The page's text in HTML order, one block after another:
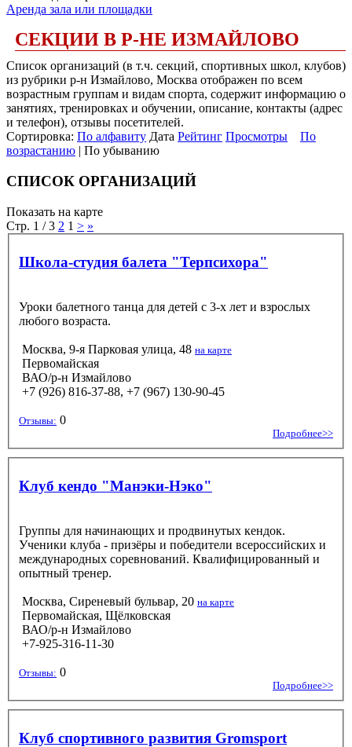
Аренда зала или площадки
СЕКЦИИ В Р-НЕ ИЗМАЙЛОВО
Список организаций (в т.ч. секций, спортивных школ, клубов)
из рубрики р-н Измайлово, Москва отображен по всем
возрастным группам и видам спорта, содержит информацию о
занятиях, тренировках и обучении, описание, контакты (адрес
и телефон), отзывы посетителей.
Сортировка: По алфавиту Дата Рейтинг Просмотры
По
возрастанию | По убыванию
СПИСОК ОРГАНИЗАЦИЙ
Показать на карте
Стр. 1 / 3 2 1 > »
Школа-студия балета "Терпсихора"
Уроки балетного танца для детей с 3-х лет и взрослых
любого возраста.
Москва, 9-я Парковая улица, 48 на карте
Первомайская
ВАО/р-н Измайлово
+7 (926) 816-37-88, +7 (967) 130-90-45
Отзывы: 0
Подробнее>>
Клуб кендо "Манэки-Нэко"
Группы для начинающих и продвинутых кендок.
Ученики клуба - призёры и победители всероссийских и
международных соревнований. Квалифицированный и
опытный тренер.
Москва, Сиреневый бульвар, 20 на карте
Первомайская, Щёлковская
ВАО/р-н Измайлово
+7-925-316-11-30
Отзывы: 0
Подробнее>>
Клуб спортивного развития Gromsport